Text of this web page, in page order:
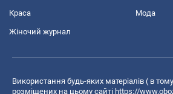
Краса Мода
Жіночий журнал
Використання будь-яких матеріалів ( в
розміщених на цьому сайті https://